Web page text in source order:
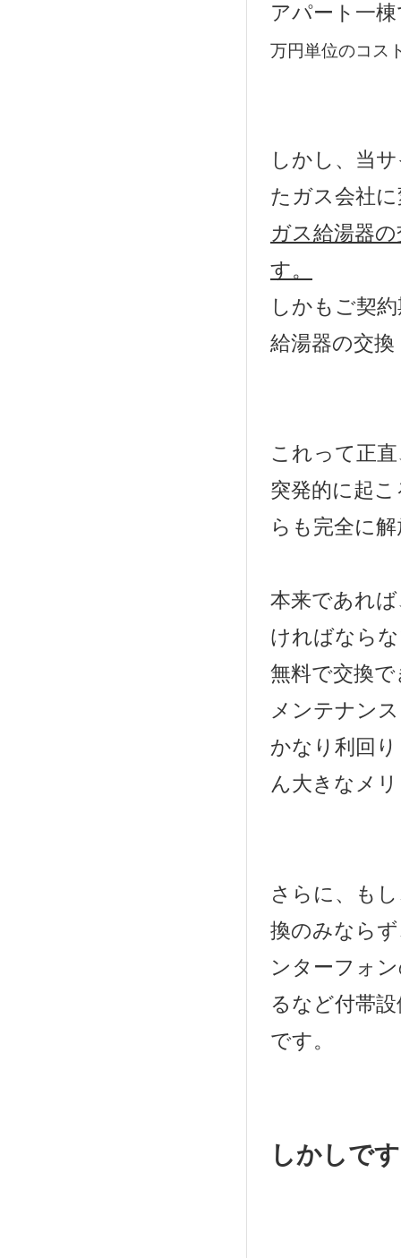
アパート一
万円単位のコス
しかし、当
たガス会社
ガス給湯器
す。
しかもご契
給湯器の交
これって正
突発的に起
らも完全に
本来であれ
ければなら
無料で交換
メンテナン
かなり利回
ん大きなメ
さらに、も
換のみなら
ンターフォ
るなど付帯
です。
しかしで